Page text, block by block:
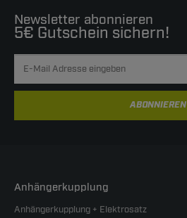
Newsletter abonnieren
5€ Gutschein sichern!
ABONNIEREN
Anhängerkupplung
Anhängerkupplung + Elektrosatz